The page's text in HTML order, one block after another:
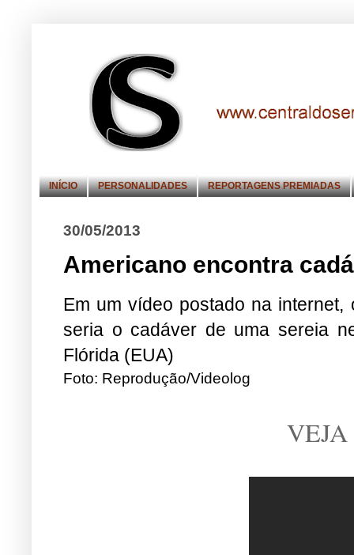
INÍCIO PERSONALIDADES REPORTAGENS PREMIADAS
30/05/2013
Americano encontra
Em um vídeo postado na
seria o cadáver de uma sereia
Flórida (EUA)
Foto: Reprodução/Videolog